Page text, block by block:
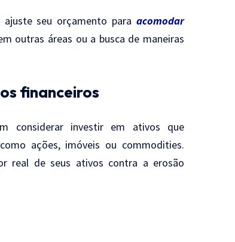
seu orçamento para acomodar
outras áreas ou a busca de maneiras
financeiros
considerar investir em ativos que
ações, imóveis ou commodities.
real de seus ativos contra a erosão